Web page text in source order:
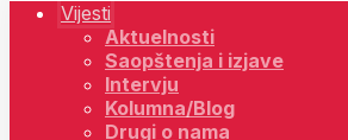
Vijesti
Aktuelnosti
Saopštenja i izjave
Intervju
Kolumna/Blog
Drugi o nama